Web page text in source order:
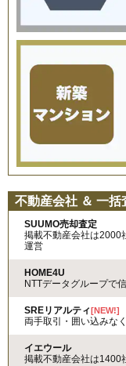
不動産会社 ＆ 一括
SUUMO売却査定
掲載不動産会社は2000
運営
HOME4U
NTTデータグループで
SREリアルティ [NEW!]
両手取引・囲い込みな
イエウール
掲載不動産会社は1400